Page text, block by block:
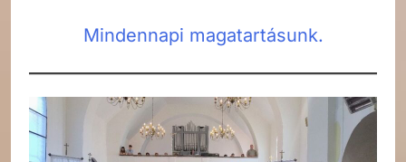
Mindennapi magatartásunk.